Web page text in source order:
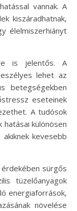
vannak. A
kiszáradhatnak,
élelmiszerhiányt
is jelentős. A
lehet az
betegségekben
eseteinek
A tudósok
különösen
kevesebb
sürgős
tüzelőanyagok
energiaforrások,
növelése